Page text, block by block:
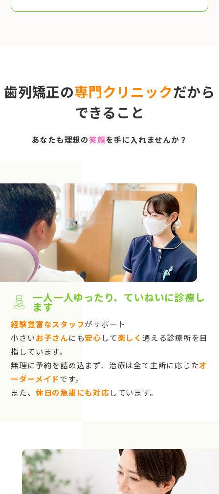
歯列矯正の専門クリニックだから
できること
あなたも理想の笑顔を手に入れませんか？
一人一人ゆったり、ていねいに診療し
ます
経験豊富なスタッフがサポート
小さいお子さんにも安心して楽しく 通える診療所を目
指しています。
無理に予約を詰め込まず、治療は全て主訴に応じたオ
ーダーメイドです。
また、 休日の急患にも対応しています。